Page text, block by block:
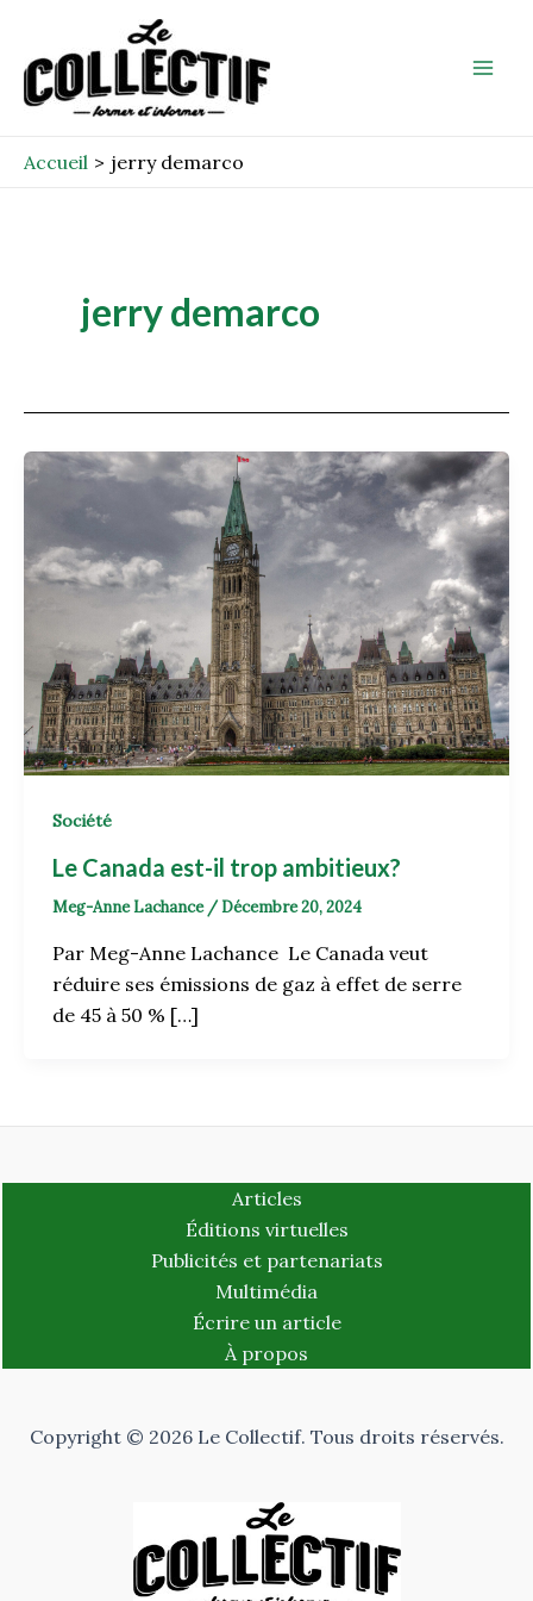
contenu
Accueil jerry demarco
jerry demarco
Société
Le Canada est-il trop ambitieux?
Meg-Anne Lachance /Décembre 20, 2024
Par Meg-Anne Lachance Le Canada veut
réduire ses émissions de gaz à effet de serre
de 45 à 50 % […]
Articles
Éditions virtuelles
Publicités et partenariats
Multimédia
Écrire un article
À propos
Copyright © 2026 Le Collectif. Tous droits réservés.